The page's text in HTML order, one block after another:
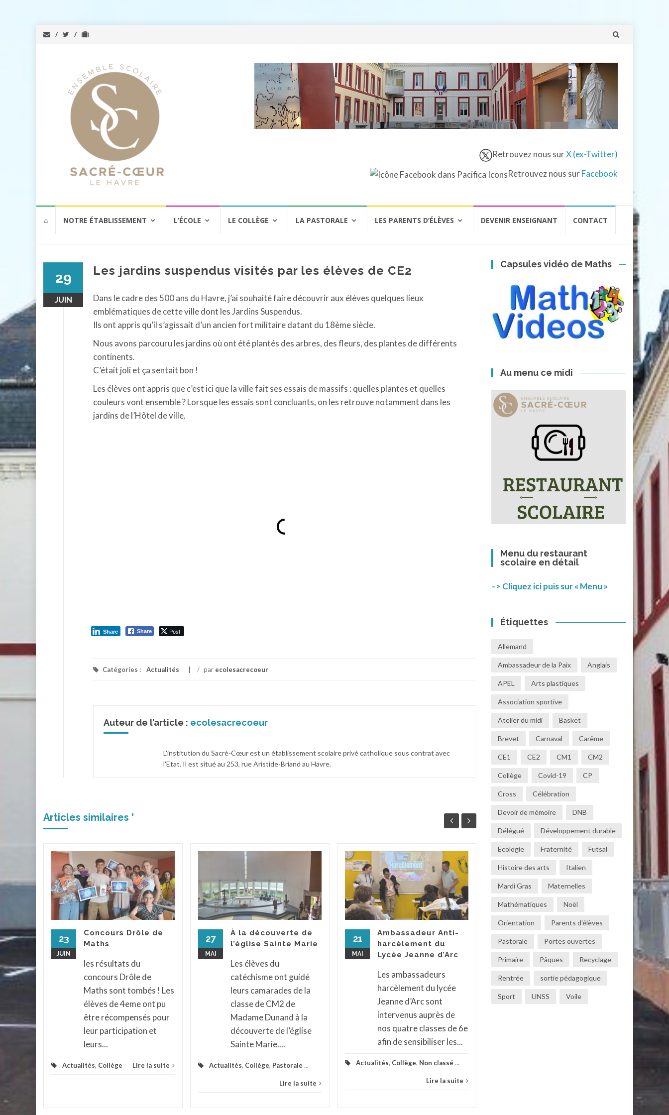
Aller
Retrouvez nous surX (ex-Twitter)
Retrouvez nous surFacebook
⌂ NOTRE ÉTABLISSEMENT L’ÉCOLE LE COLLÈGE LA PASTORALE LES PARENTS D’ÉLÈVES DEVENIR ENSEIGNANT CONTACT
29
JUIN
Les jardins suspendus visités par les élèves de CE2
Dans le cadre des 500 ans du Havre, j’ai souhaité faire découvrir aux élèves quelques lieux
emblématiques de cette ville dont les Jardins Suspendus.
Ils ont appris qu’il s’agissait d’un ancien fort militaire datant du 18ème siècle.
Nous avons parcouru les jardins où ont été plantés des arbres, des fleurs, des plantes de différents
continents.
C’était joli et ça sentait bon !
Les élèves ont appris que c’est ici que la ville fait ses essais de massifs : quelles plantes et quelles
couleurs vont ensemble ? Lorsque les essais sont concluants, on les retrouve notamment dans les
jardins de l’Hôtel de ville.
Share Post
Share
Catégories : Actualités / par ecolesacrecoeur
Auteur de l’article : ecolesacrecoeur
L'institution du Sacré-Cœur est un établissement scolaire privé catholique sous contrat avec
l'Etat. Il est situé au 253, rue Aristide-Briand au Havre.
Articles similaires '
a
23
JUIN
Concours Drôle de
Maths
les résultats du
concours Drôle de
Maths sont tombés ! Les
élèves de 4eme ont pu
être récompensés pour
leur participation et
leurs...
Actualités, Collège Lire la suite
27
MAI
À la découverte de
l’église Sainte Marie
Les élèves du
catéchisme ont guidé
leurs camarades de la
classe de CM2 de
Madame Dunand à la
découverte de l’église
Sainte Marie....
Actualités, Collège, Pastorale ...
Lire la suite
21
MAI
Ambassadeur Anti-
harcèlement du
Lycée Jeanne d’Arc
Les ambassadeurs
harcèlement du lycée
Jeanne d’Arc sont
intervenus auprès de
nos quatre classes de 6e
afin de sensibiliser les...
Actualités, Collège, Non classé ...
Lire la suite
07
MAI
Découverte de le
du groupe arts et
culture se sont rendu au
échanger avec les...
Actualités Collège ,Non classé
Lire la suite
13
AVR
Capsules vidéo de Maths
Au menu ce midi
Menu du restaurant
scolaire en détail
–> Cliquez ici puis sur « Menu »
Étiquettes
Allemand
Ambassadeur de la Paix Anglais
APEL Arts plastiques
Association sportive
Atelier du midi Basket
Brevet Carnaval Carême
CE1 CE2 CM1 CM2
Collège Covid-19 CP
Cross Célébration
Devoir de mémoire DNB
Délégué Développement durable
Ecologie Fraternité Futsal
Histoire des arts Italien
Mardi Gras Maternelles
Mathématiques Noël
Orientation Parents d'élèves
Pastorale Portes ouvertes
Primaire Pâques Recyclage
Rentrée sortie pédagogique
Sport UNSS Voile